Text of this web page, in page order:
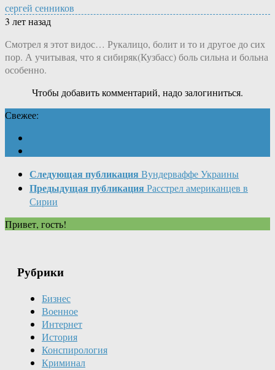
сергей сенников
3 лет назад
Смотрел я этот видос… Рукалицо, болит и то и другое до сих
пор. А учитывая, что я сибиряк(Кузбасс) боль сильна и больна
особенно.
Чтобы добавить комментарий, надо залогиниться.
Свежее:
Следующая публикация Вундерваффе Украины
Предыдущая публикация Расстрел американцев в
Сирии
Привет, гость!
Рубрики
Бизнес
Военное
Интернет
История
Конспирология
Криминал